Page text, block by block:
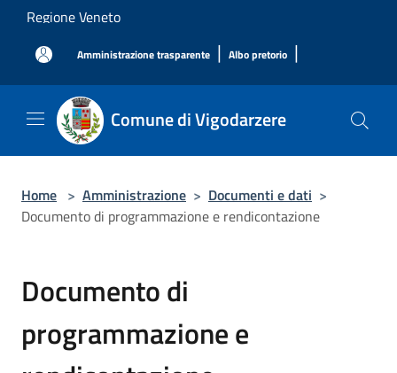
Salta al contenuto principale
Regione Veneto
Amministrazione trasparente | Albo pretorio |
Comune di Vigodarzere
Home > Amministrazione > Documenti e dati >
Documento di programmazione e rendicontazione
Documento di
programmazione e